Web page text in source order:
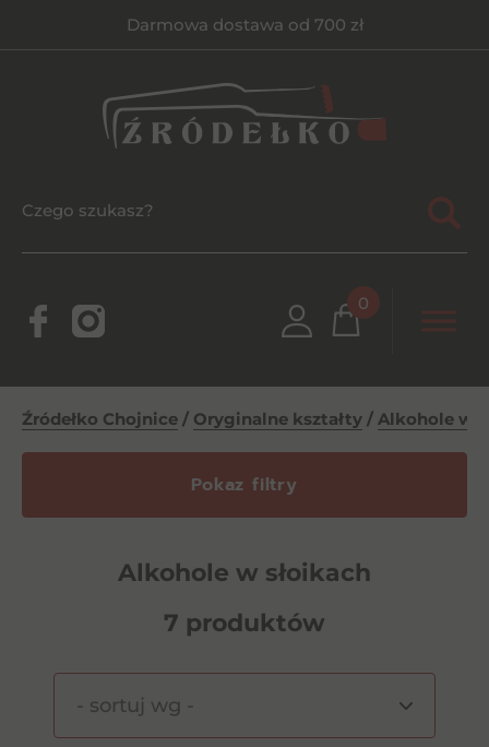
Darmowa dostawa od 700 zł
0
Źródełko Chojnice / Oryginalne kształty / Alkohole w
Pokaz filtry
Alkohole w słoikach
7 produktów